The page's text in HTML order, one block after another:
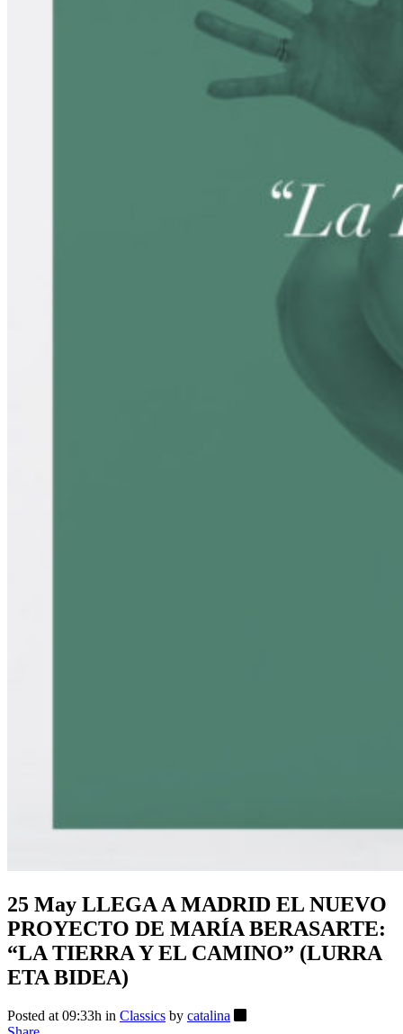
25 May LLEGA A MADRID EL NUEVO
PROYECTO DE MARÍA BERASARTE:
“LA TIERRA Y EL CAMINO” (LURRA
ETA BIDEA)
Posted at 09:33h in Classics by catalina